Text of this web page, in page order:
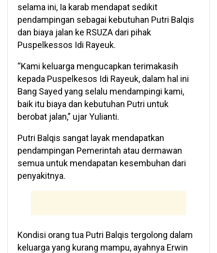
selama ini, Ia karab mendapat sedikit
pendampingan sebagai kebutuhan Putri Balqis
dan biaya jalan ke RSUZA dari pihak
Puspelkessos Idi Rayeuk.
“Kami keluarga mengucapkan terimakasih
kepada Puspelkesos Idi Rayeuk, dalam hal ini
Bang Sayed yang selalu mendampingi kami,
baik itu biaya dan kebutuhan Putri untuk
berobat jalan,” ujar Yulianti.
Putri Balqis sangat layak mendapatkan
pendampingan Pemerintah atau dermawan
semua untuk mendapatan kesembuhan dari
penyakitnya.
Kondisi orang tua Putri Balqis tergolong dalam
keluarga yang kurang mampu, ayahnya Erwin